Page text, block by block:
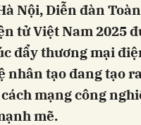
Nội, Diễn đàn
tử Việt Nam 2025
đẩy thương mại
nhân tạo đang tạo
mạng công
mẽ.